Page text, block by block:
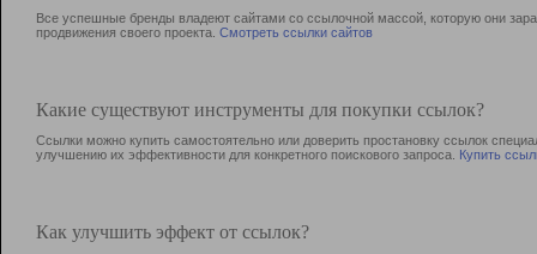
Все успешные бренды владеют сайтами со ссылочной массой, которую они
продвижения своего проекта. Смотреть ссылки сайтов
Какие существуют инструменты для покупки ссылок?
Ссылки можно купить самостоятельно или доверить простановку ссылок
улучшению их эффективности для конкретного поискового запроса. Купить
Как улучшить эффект от ссылок?